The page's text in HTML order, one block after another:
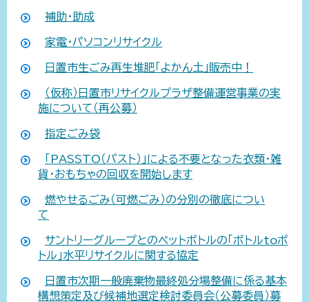
補助・助成
家電・パソコンリサイクル
日置市生ごみ再生堆肥「よかん土」販売中！
（仮称）日置市リサイクルプラザ整備運営事業の実
施について（再公募）
指定ごみ袋
「PASSTO（パスト）」による不要となった衣類・雑
貨・おもちゃの回収を開始します
燃やせるごみ（可燃ごみ）の分別の徹底につい
て
サントリーグループとのペットボトルの「ボトルtoボ
トル」水平リサイクルに関する協定
日置市次期一般廃棄物最終処分場整備に係る基本
構想策定及び候補地選定検討委員会（公募委員）募